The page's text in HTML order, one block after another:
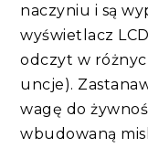
naczyniu i są
wyświetlacz
odczyt w
uncje).
wagę do
wbudowaną